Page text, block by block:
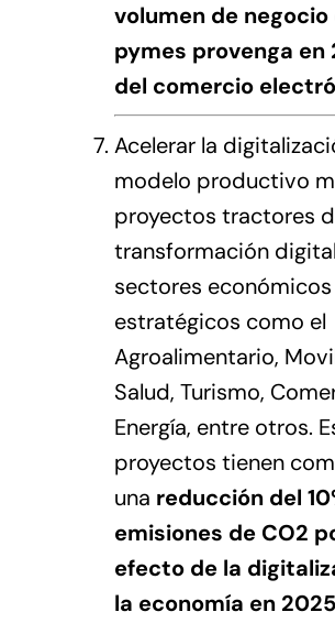
volumen de negocio
pymes provenga en
del comercio
Acelerar la
modelo productivo
proyectos tractores
transformación
sectores económicos
estratégicos como el
Agroalimentario,
Salud, Turismo,
Energía, entre otros.
proyectos tienen
una reducción del
emisiones de CO2
efecto de la
la economía en